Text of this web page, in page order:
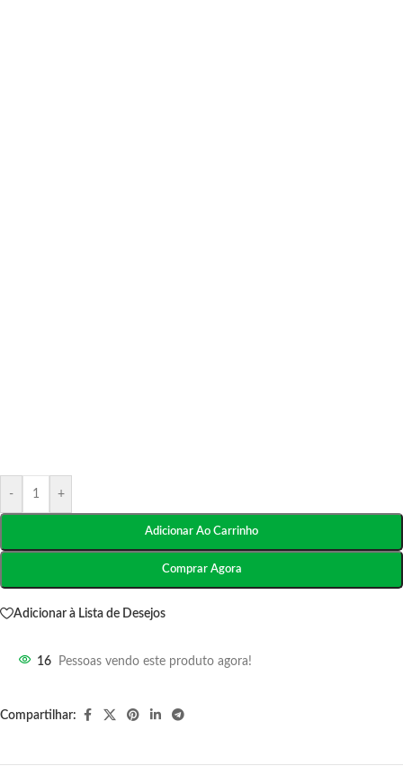
- +
Adicionar Ao Carrinho
Comprar Agora
Adicionar à Lista de Desejos
16 Pessoas vendo este produto agora!
Compartilhar: